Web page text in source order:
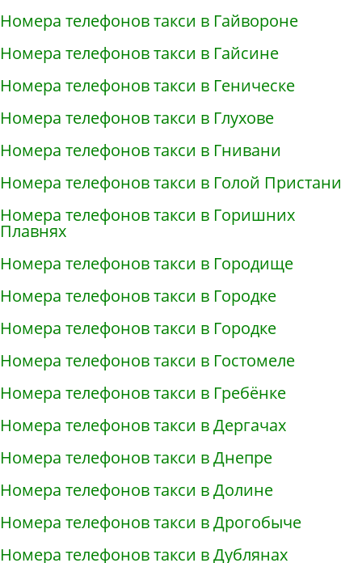
Номера телефонов такси в Гайвороне
Номера телефонов такси в Гайсине
Номера телефонов такси в Геническе
Номера телефонов такси в Глухове
Номера телефонов такси в Гнивани
Номера телефонов такси в Голой Пристани
Номера телефонов такси в Горишних
Плавнях
Номера телефонов такси в Городище
Номера телефонов такси в Городке
Номера телефонов такси в Городке
Номера телефонов такси в Гостомеле
Номера телефонов такси в Гребёнке
Номера телефонов такси в Дергачах
Номера телефонов такси в Днепре
Номера телефонов такси в Долине
Номера телефонов такси в Дрогобыче
Номера телефонов такси в Дублянах